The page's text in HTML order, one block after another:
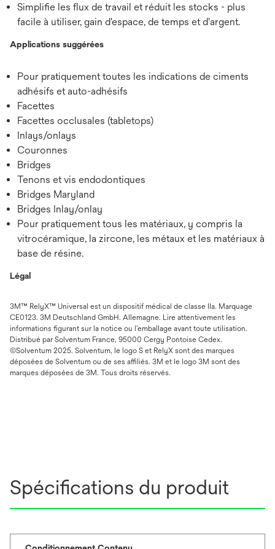
Simplifie les flux de travail et réduit les stocks - plus
facile à utiliser, gain d'espace, de temps et d'argent.
Applications suggérées
Pour pratiquement toutes les indications de ciments
adhésifs et auto-adhésifs
Facettes
Facettes occlusales (tabletops)
Inlays/onlays
Couronnes
Bridges
Tenons et vis endodontiques
Bridges Maryland
Bridges Inlay/onlay
Pour pratiquement tous les matériaux, y compris la
vitrocéramique, la zircone, les métaux et les matériaux à
base de résine.
Légal
3M™ RelyX™ Universal est un dispositif médical de classe IIa. Marquage
CE0123. 3M Deutschland GmbH. Allemagne. Lire attentivement les
informations figurant sur la notice ou l’emballage avant toute utilisation.
Distribué par Solventum France, 95000 Cergy Pontoise Cedex.
©Solventum 2025. Solventum, le logo S et RelyX sont des marques
déposées de Solventum ou de ses affiliés. 3M et le logo 3M sont des
marques déposées de 3M. Tous droits réservés.
Spécifications du produit